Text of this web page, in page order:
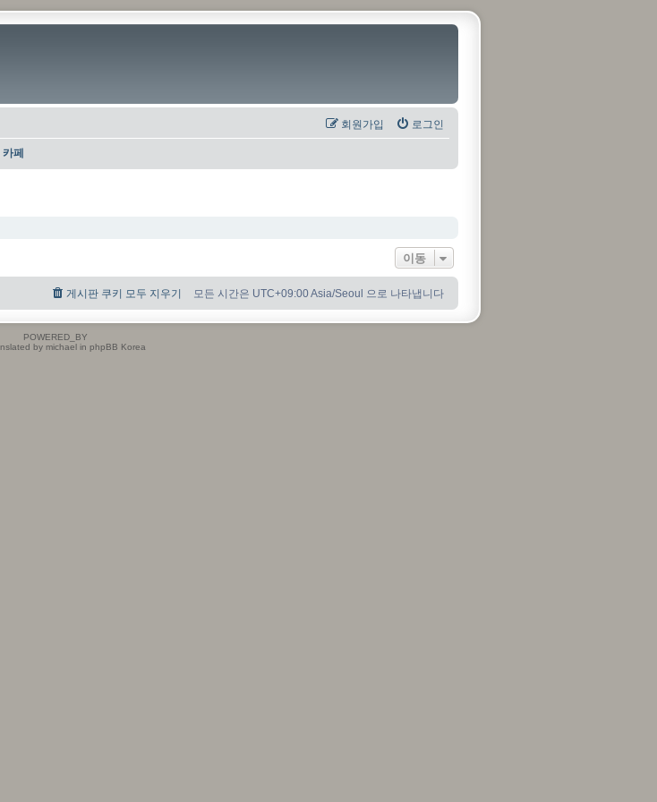
로그인
회원가입
카페
이동
모든 시간은 UTC+09:00 Asia/Seoul 으로 나타냅니다
게시판 쿠키 모두 지우기
POWERED_BY
by michael in phpBB Korea